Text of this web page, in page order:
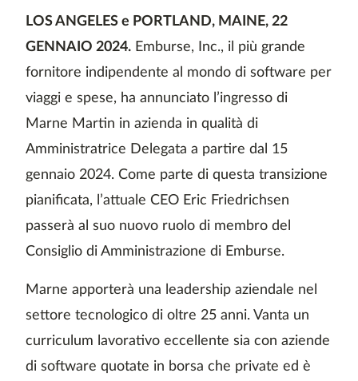
LOS ANGELES e PORTLAND, MAINE, 22
GENNAIO 2024. Emburse, Inc., il più grande
fornitore indipendente al mondo di software per
viaggi e spese, ha annunciato l’ingresso di
Marne Martin in azienda in qualità di
Amministratrice Delegata a partire dal 15
gennaio 2024. Come parte di questa transizione
pianificata, l’attuale CEO Eric Friedrichsen
passerà al suo nuovo ruolo di membro del
Consiglio di Amministrazione di Emburse.
Marne apporterà una leadership aziendale nel
settore tecnologico di oltre 25 anni. Vanta un
curriculum lavorativo eccellente sia con aziende
di software quotate in borsa che private ed è